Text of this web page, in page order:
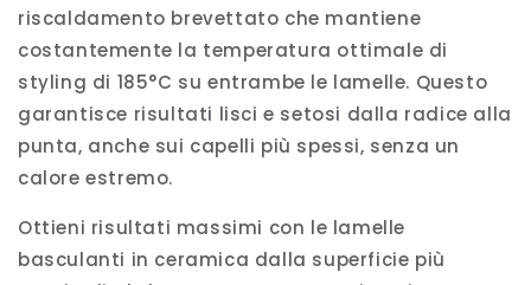
riscaldamento brevettato che mantiene
costantemente la temperatura ottimale di
styling di 185°C su entrambe le lamelle. Questo
garantisce risultati lisci e setosi dalla radice alla
punta, anche sui capelli più spessi, senza un
calore estremo.
Ottieni risultati massimi con le lamelle
basculanti in ceramica dalla superficie più